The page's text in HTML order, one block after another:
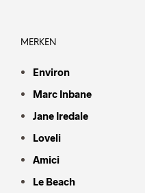
MERKEN
Environ
Marc Inbane
Jane Iredale
Loveli
Amici
Le Beach